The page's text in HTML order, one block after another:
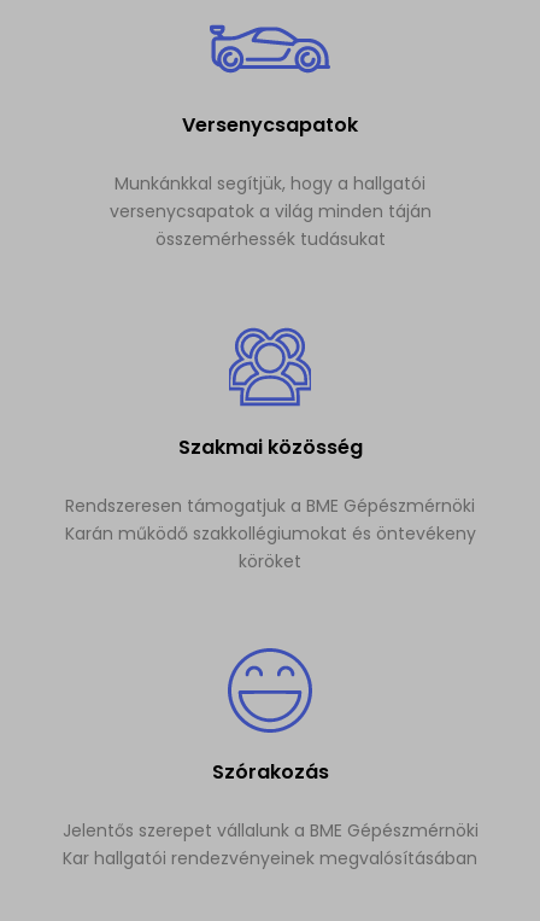
Versenycsapatok
Munkánkkal segítjük, hogy a hallgatói
versenycsapatok a világ minden táján
összemérhessék tudásukat
Szakmai közösség
Rendszeresen támogatjuk a BME Gépészmérnöki
Karán működő szakkollégiumokat és öntevékeny
köröket
Szórakozás
Jelentős szerepet vállalunk a BME Gépészmérnöki
Kar hallgatói rendezvényeinek megvalósításában